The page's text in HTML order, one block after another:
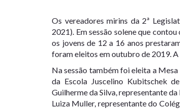
Os vereadores mirins da 2ª
2021). Em sessão solene que
os jovens de 12 a 16 anos
foram eleitos em outubro de 2019.
Na sessão também foi eleita a
da Escola Juscelino Kubitschek
Guilherme da Silva, representante
Luiza Muller, representante do